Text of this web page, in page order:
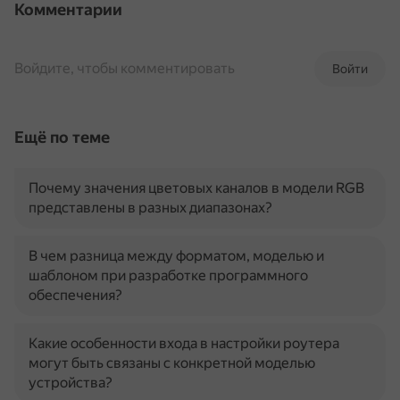
Комментарии
Войти
Войдите, чтобы комментировать
Ещё по теме
Почему значения цветовых каналов в модели RGB
представлены в разных диапазонах?
В чем разница между форматом, моделью и
шаблоном при разработке программного
обеспечения?
Какие особенности входа в настройки роутера
могут быть связаны с конкретной моделью
устройства?